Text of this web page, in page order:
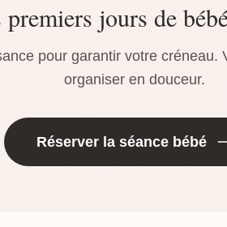
jours de
pour garantir votre créneau.
organiser en douceur.
Réserver la séance bébé